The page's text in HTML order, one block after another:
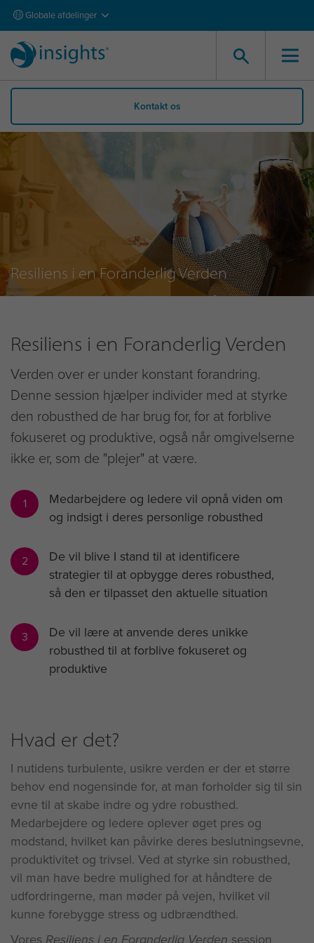
Globale afdelinger
Kontakt os
Resiliens i en Foranderlig Verden
Resiliens i en Foranderlig Verden
Verden over er under konstant forandring.
Denne session hjælper individer med at styrke
den robusthed de har brug for, for at forblive
fokuseret og produktive, også når omgivelserne
ikke er, som de "plejer" at være.
1
Medarbejdere og ledere vil opnå viden om
og indsigt i deres personlige robusthed
2
De vil blive I stand til at identificere
strategier til at opbygge deres robusthed,
så den er tilpasset den aktuelle situation
3
De vil lære at anvende deres unikke
robusthed til at forblive fokuseret og
produktive
Hvad er det?
I nutidens turbulente, usikre verden er der et større
behov end nogensinde for, at man forholder sig til sin
evne til at skabe indre og ydre robusthed.
Medarbejdere og ledere oplever øget pres og
modstand, hvilket kan påvirke deres beslutningsevne,
produktivitet og trivsel. Ved at styrke sin robusthed,
vil man have bedre mulighed for at håndtere de
udfordringerne, man møder på vejen, hvilket vil
kunne forebygge stress og udbrændthed.
VoresResiliens i en Foranderlig Verden session